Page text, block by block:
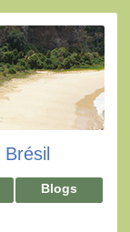
Brésil
Blogs